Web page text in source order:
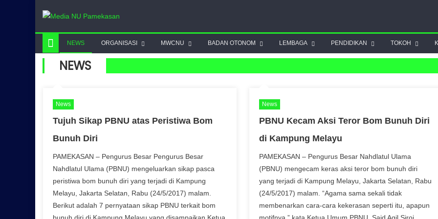
NEWS ORGANISASI MWCNU BADAN OTONOM LEMBAGA PENDIDIKAN TOKOH
NEWS
News
Tujuh Sikap PBNU atas Peristiwa Bom
Bunuh Diri
PAMEKASAN – Pengurus Besar Pengurus Besar
Nahdlatul Ulama (PBNU) mengeluarkan sikap pasca
peristiwa bom bunuh diri yang terjadi di Kampung
Melayu, Jakarta Selatan, Rabu (24/5/2017) malam.
Berikut adalah 7 pernyataan sikap PBNU terkait bom
bunuh diri di Kampung Melayu yang disampaikan Ketua
News
PBNU Kecam Aksi Teror Bom Bunuh Diri
di Kampung Melayu
PAMEKASAN – Pengurus Besar Nahdlatul Ulama
(PBNU) mengecam keras aksi teror bom bunuh diri
yang terjadi di Kampung Melayu, Jakarta Selatan, Rabu
(24/5/2017) malam. “Agama sama sekali tidak
membenarkan cara-cara kekerasan seperti itu, apapun
motifnya,” kata Ketua Umum PBNU, Said Aqil Siroj